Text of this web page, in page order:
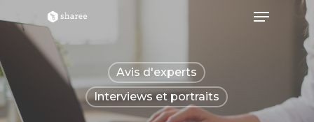
Hit enter to search or ESC to close
Avis d'experts
Interviews et portraits